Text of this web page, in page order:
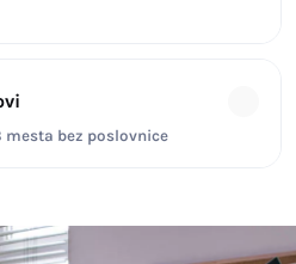
mesta bez poslovnice